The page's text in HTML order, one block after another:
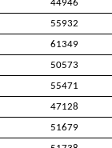
44946
55932
61349
50573
55471
47128
51679